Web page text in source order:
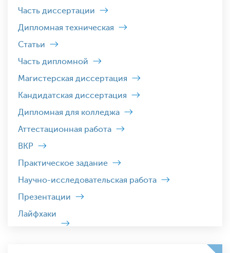
Часть диссертации
Дипломная техническая
Статьи
Часть дипломной
Магистерская диссертация
Кандидатская диссертация
Дипломная для колледжа
Аттестационная работа
ВКР
Практическое задание
Научно-исследовательская работа
Презентации
Лайфхаки